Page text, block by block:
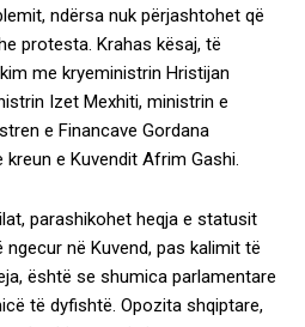
ndërsa nuk përjashtohet që
protesta. Krahas kësaj, të
me kryeministrin Hristijan
Izet Mexhiti, ministrin e
e Financave Gordana
e Kuvendit Afrim Gashi.
parashikohet heqja e statusit
në Kuvend, pas kalimit të
është se shumica parlamentare
të dyfishtë. Opozita shqiptare,